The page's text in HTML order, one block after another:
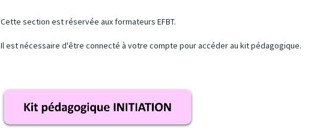
Cette section est réservée aux formateurs EFBT.
Il est nécessaire d'être connecté à votre compte pour accéder au kit pédagogique.